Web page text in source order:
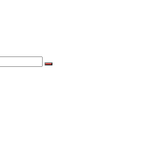
Искать